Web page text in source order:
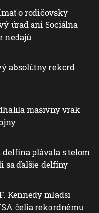
o rodičovský
úrad ani Sociálna
nedajú
absolútny rekord
masívny vrak
delfína plávala s telom
sa ďalšie delfíny
Kennedy mladší
čelia rekordnému